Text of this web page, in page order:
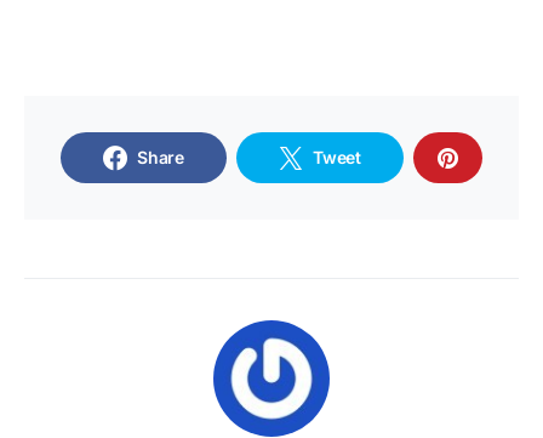
Share Tweet